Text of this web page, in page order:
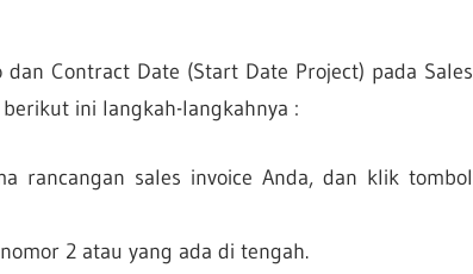
Contract Date (Start Date Project) pada Sales
ini langkah-langkahnya :
rancangan sales invoice Anda, dan klik tombol
2 atau yang ada di tengah.